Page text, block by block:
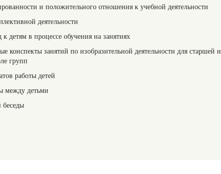
и положительного отношения к учебной деятельности
деятельности
детям в процессе обучения на занятиях
занятий по изобразительной деятельности для старшей и
групп
работы детей
между детьми
беседы